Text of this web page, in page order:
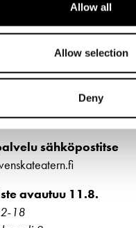
Allow all
Allow selection
Deny
sähköpostitse
avautuu 11.8.
18